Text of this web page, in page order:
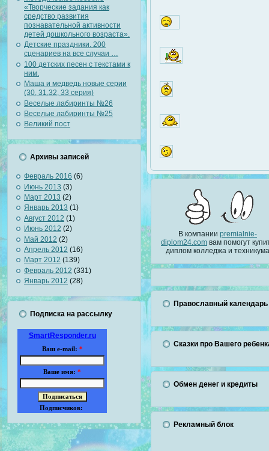
«Творческие задания как
средство развития
познавательной активности
детей дошкольного возраста».
Детские праздники. 200
сценариев на все случаи …
100 детских песен с текстами к
ним.
Маша и медведь новые серии
(30, 31,32, 33 серия)
Веселые лабиринты №26
Веселые лабиринты №25
Великий пост
Архивы записей
Февраль 2016 (6)
Июнь 2013 (3)
Март 2013 (2)
Январь 2013 (1)
Август 2012 (1)
Июнь 2012 (2)
Май 2012 (2)
Апрель 2012 (16)
Март 2012 (139)
Февраль 2012 (331)
Январь 2012 (28)
Подписка на рассылку
SmartResponder.ru
Ваш e-mail: *
Ваше имя: *
Подписчиков:
В компании premialnie-
diplom24.com вам помогут
диплом колледжа и техникума
Православный календарь
Сказки про Вашего
Обмен денег и кредиты
Рекламный блок